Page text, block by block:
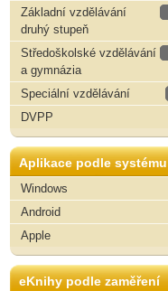
Základní vzdělávání
druhý stupeň
Středoškolské vzdělávání
a gymnázia
Speciální vzdělávání
DVPP
Aplikace podle systému
Windows
Android
Apple
eKnihy podle zaměření